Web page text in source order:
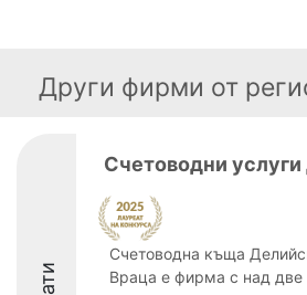
Други фирми от
Счетоводни
Счетоводна къща
Враца е фирма с над две